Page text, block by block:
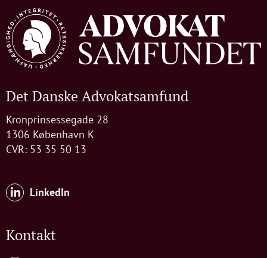
Det Danske Advokatsamfund
Kronprinsessegade 28
1306 København K
CVR: 53 35 50 13
LinkedIn
Kontakt